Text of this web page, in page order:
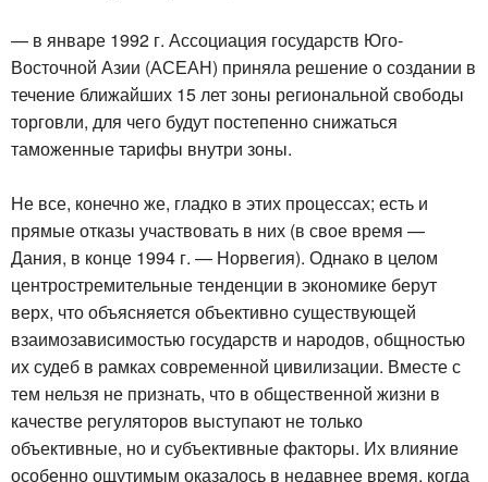
— в январе 1992 г. Ассоциация государств Юго-
Восточной Азии (АСЕАН) приняла решение о создании в
течение ближайших 15 лет зоны региональной свободы
торговли, для чего будут постепенно снижаться
таможенные тарифы внутри зоны.
Не все, конечно же, гладко в этих процессах; есть и
прямые отказы участвовать в них (в свое время —
Дания, в конце 1994 г. — Норвегия). Однако в целом
центростремительные тенденции в экономике берут
верх, что объясняется объективно существующей
взаимозависимостью государств и народов, общностью
их судеб в рамках современной цивилизации. Вместе с
тем нельзя не признать, что в общественной жизни в
качестве регуляторов выступают не только
объективные, но и субъективные факторы. Их влияние
особенно ощутимым оказалось в недавнее время, когда